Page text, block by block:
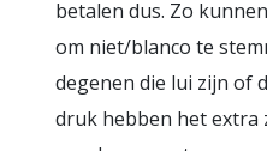
betalen dus. Zo
om niet/blanco te
degenen die lui zijn of
druk hebben het extra